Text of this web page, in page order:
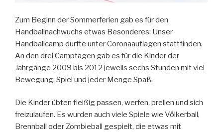
Zum Beginn der Sommerferien gab es für den
Handballnachwuchs etwas Besonderes: Unser
Handballcamp durfte unter Coronaauflagen stattfinden.
An den drei Camptagen gab es für die Kinder der
Jahrgänge 2009 bis 2012 jeweils sechs Stunden mit viel
Bewegung, Spiel und jeder Menge Spaß.
Die Kinder übten fleißig passen, werfen, prellen und sich
freizulaufen. Es wurden auch viele Spiele wie Völkerball,
Brennball oder Zombieball gespielt, die etwas mit